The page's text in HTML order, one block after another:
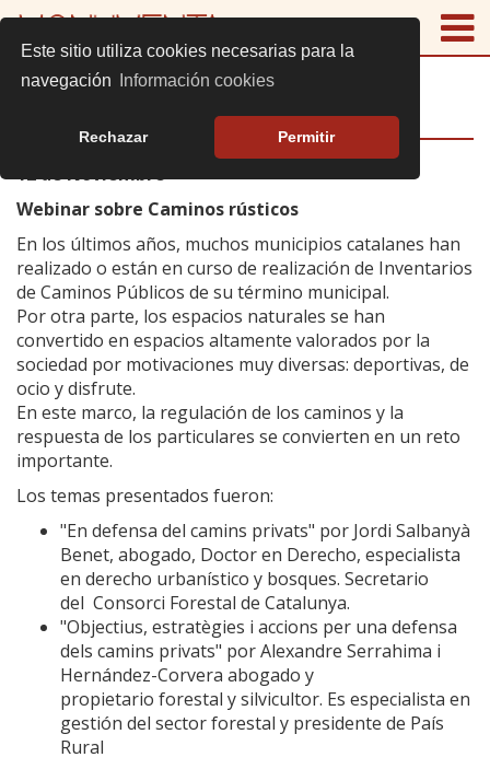
Este sitio utiliza cookies necesarias para la
navegación
Información cookies
Rechazar Permitir
CAMINS PÚBLICS O PRIVATS?
12 de Noviembre
Webinar sobre Caminos rústicos
En los últimos años, muchos municipios catalanes han
realizado o están en curso de realización de Inventarios
de Caminos Públicos de su término municipal.
Por otra parte, los espacios naturales se han
convertido en espacios altamente valorados por la
sociedad por motivaciones muy diversas: deportivas, de
ocio y disfrute.
En este marco, la regulación de los caminos y la
respuesta de los particulares se convierten en un reto
importante.
Los temas presentados fueron:
"En defensa del camins privats" por Jordi Salbanyà
Benet, abogado, Doctor en Derecho, especialista
en derecho urbanístico y bosques. Secretario
del Consorci Forestal de Catalunya.
"Objectius, estratègies i accions per una defensa
dels camins privats" por Alexandre Serrahima i
Hernández-Corvera abogado y
propietario forestal y silvicultor. Es especialista en
gestión del sector forestal y presidente de País
Rural